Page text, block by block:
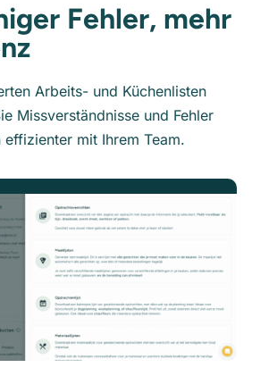
Fehler, mehr
Arbeits- und Küchenlisten
Missverständnisse und Fehler
effizienter mit Ihrem Team.